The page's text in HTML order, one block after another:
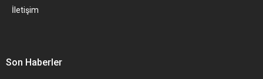
İletişim
Son Haberler